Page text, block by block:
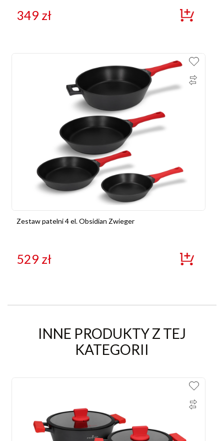
349 zł
Zestaw patelni 4 el. Obsidian Zwieger
529 zł
INNE PRODUKTY Z TEJ
KATEGORII